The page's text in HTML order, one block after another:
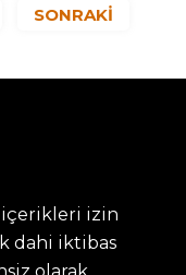
SONRAKİ
içerikleri izin
dahi iktibas
olarak